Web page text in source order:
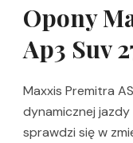
Opony
Ap3 Suv
Maxxis Premitra
dynamicznej
sprawdzi się w